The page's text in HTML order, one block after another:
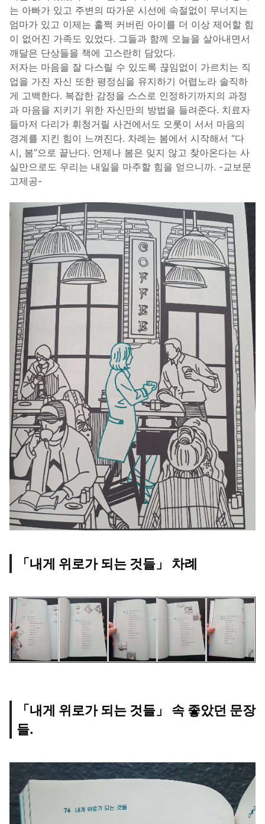
는 아빠가 있고 주변의 따가운 시선에 속절없이 무너지는
엄마가 있고 이제는 훌쩍 커버린 아이를 더 이상 제어할 힘
이 없어진 가족도 있었다. 그들과 함께 오늘을 살아내면서
깨달은 단상들을 책에 고스란히 담았다.
저자는 마음을 잘 다스릴 수 있도록 끊임없이 가르치는 직
업을 가진 자신 또한 평정심을 유지하기 어렵노라 솔직하
게 고백한다. 복잡한 감정을 스스로 인정하기까지의 과정
과 마음을 지키기 위한 자신만의 방법을 들려준다. 치료자
들마저 다리가 휘청거릴 사건에서도 오롯이 서서 마음의
경계를 지킨 힘이 느껴진다. 차례는 봄에서 시작해서 “다
시, 봄”으로 끝난다. 언제나 봄은 잊지 않고 찾아온다는 사
실만으로도 우리는 내일을 마주할 힘을 얻으니까. -교보문
고제공-
「내게 위로가 되는 것들」 차례
「내게 위로가 되는 것들」 속 좋았던 문장
들.